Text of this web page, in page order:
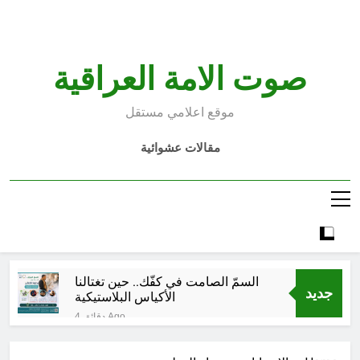
صوت الامة العراقية
موقع اعلامي مستقل
مقالات عشوائية
جديد
السمّ الصامت في كفّك.. حين تغتالنا
الأكياس البلاستيكية
4 دقائق Ago